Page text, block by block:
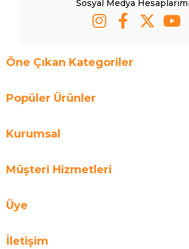
Sosyal Medya
Öne Çıkan Kategoriler
Popüler Ürünler
Kurumsal
Müşteri Hizmetleri
Üye
İletişim